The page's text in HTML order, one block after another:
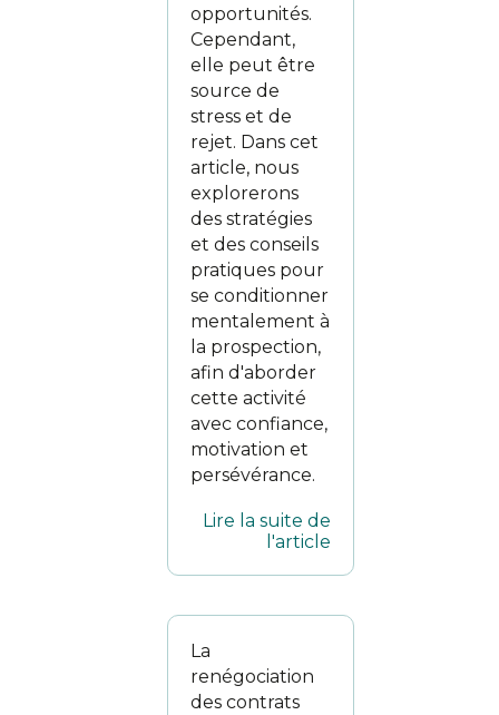
opportunités.
Cependant,
elle peut être
source de
stress et de
rejet. Dans cet
article, nous
explorerons
des stratégies
et des conseils
pratiques pour
se conditionner
mentalement à
la prospection,
afin d'aborder
cette activité
avec confiance,
motivation et
persévérance.
Lire la suite de
l'article
La
renégociation
des contrats